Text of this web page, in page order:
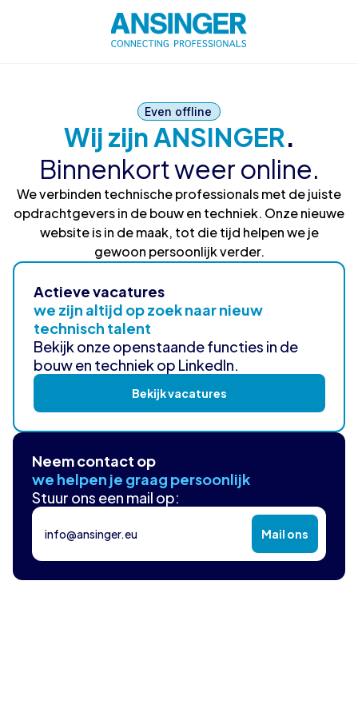
Even offline
Wij zijn ANSINGER.
Binnenkort weer online.
We verbinden technische professionals met de juiste
opdrachtgevers in de bouw en techniek. Onze nieuwe
website is in de maak, tot die tijd helpen we je
gewoon persoonlijk verder.
Actieve vacatures
we zijn altijd op zoek naar nieuw
technisch talent
Bekijk onze openstaande functies in de
bouw en techniek op LinkedIn.
Bekijk vacatures
Neem contact op
we helpen je graag persoonlijk
Stuur ons een mail op:
info@ansinger.eu Mail ons